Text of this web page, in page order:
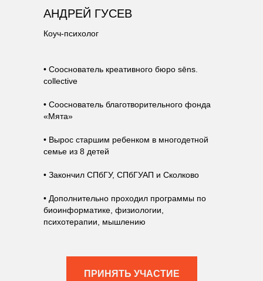
• Сооснователь креативного бюро sēns.
collective
• Сооснователь благотворительного фонда
«Мята»
• Вырос старшим ребенком в многодетной
семье из 8 детей
• Закончил СПбГУ, СПбГУАП и Сколково
• Дополнительно проходил программы по
биоинформатике, физиологии,
психотерапии, мышлению
АНДРЕЙ ГУСЕВ
Коуч-психолог
ПРИНЯТЬ УЧАСТИЕ